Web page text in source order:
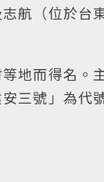
航（位於台
地而得名。
三號」為代